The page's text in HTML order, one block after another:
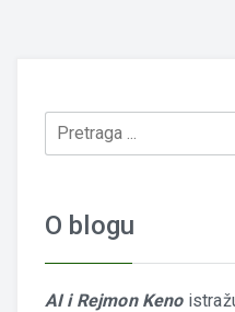
O blogu
AI i Rejmon Keno